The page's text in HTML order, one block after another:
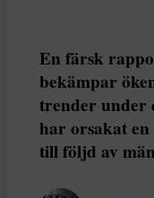
En färsk
bekämpar
trender under
har orsakat
till följd av